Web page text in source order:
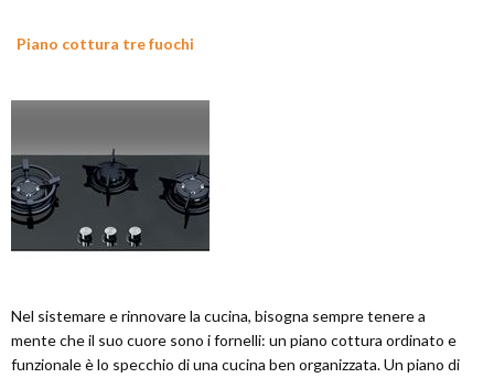
Piano cottura tre fuochi
Nel sistemare e rinnovare la cucina, bisogna sempre tenere a
mente che il suo cuore sono i fornelli: un piano cottura ordinato e
funzionale è lo specchio di una cucina ben organizzata. Un piano di